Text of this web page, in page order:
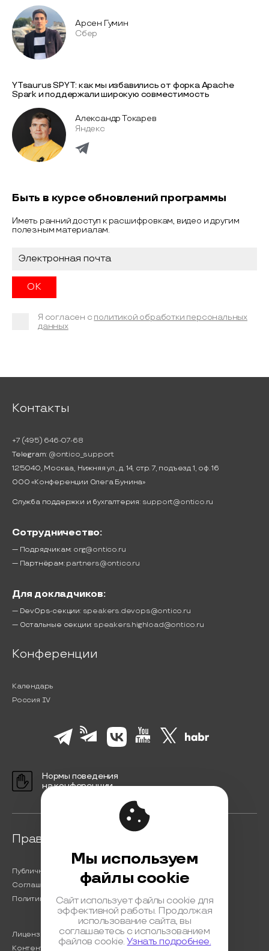
Арсен Гумин
Сбер
YTsaurus SPYT: как мы избавились от форка Apache
Spark и поддержали широкую совместимость
Александр Токарев
Яндекс
Быть в курсе обновлений программы
Иметь ранний доступ к расшифровкам, видео и другим
полезным материалам.
Я согласен с политикой обработки персональных
данных
Контакты
+7 (495) 646-07-68
Telegram: @ontico_support
125040, Москва, Нижняя ул., д. 14, стр. 7, подъезд 1, оф. 16
ООО «Конференции Олега Бунина»
Служба поддержки и бухгалтерия: support@ontico.ru
Сотрудничество:
— Подрядчикам: org@ontico.ru
— Партнёрам: partners@ontico.ru
Для докладчиков:
— DevOps-секции: speakers.devops@ontico.ru
— Остальные секции: speakers.highload@ontico.ru
Конференции
Календарь
Россия IV
Нормы поведения
на конференции
Правовая информация
Публичная оферта
Соглашение на обработку персональных данных
Политика обработки персональных данных
Лицензионный договор с Автором
Контентная политика конференции
Мы используем
файлы cookie
Сайт использует файлы cookie для
эффективной работы. Продолжая
использование сайта, вы
соглашаетесь с использованием
файлов cookie.Узнать подробнее.